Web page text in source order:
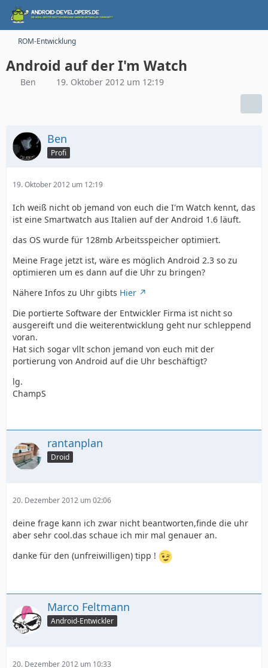
ROM-Entwicklung
Android auf der I'm Watch
Ben 19. Oktober 2012 um 12:19
Ben
Profi
19. Oktober 2012 um 12:19
Ich weiß nicht ob jemand von euch die I'm Watch kennt, das
ist eine Smartwatch aus Italien auf der Android 1.6 läuft.
das OS wurde für 128mb Arbeitsspeicher optimiert.
Meine Frage jetzt ist, wäre es möglich Android 2.3 so zu
optimieren um es dann auf die Uhr zu bringen?
Nähere Infos zu Uhr gibts Hier
Die portierte Software der Entwickler Firma ist nicht so
ausgereift und die weiterentwicklung geht nur schleppend
voran.
Hat sich sogar vllt schon jemand von euch mit der
portierung von Android auf die Uhr beschäftigt?
lg.
ChampS
rantanplan
Droid
20. Dezember 2012 um 02:06
deine frage kann ich zwar nicht beantworten,finde die uhr
aber sehr cool.das schaue ich mir mal genauer an.
danke für den (unfreiwilligen) tipp !
Marco Feltmann
Android-Entwickler
20. Dezember 2012 um 10:33